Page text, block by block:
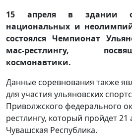
15 апреля в здании
национальных и
состоялся Чемпионат
мас-рестлингу,
космонавтики.
Данные соревнования также
для участия ульяновских
Приволжского федерального
рестлингу, который пройдет 21
Чувашская Республика.